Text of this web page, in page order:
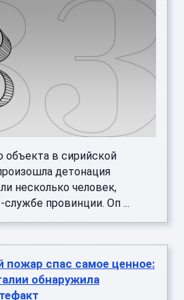
объекта в сирийской
детонация
несколько человек,
провинции. Оп ...
пожар спас самое ценное:
обнаружила